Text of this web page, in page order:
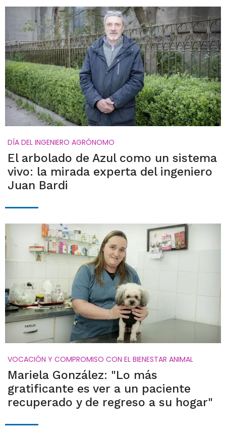
DÍA DEL INGENIERO AGRÓNOMO
El arbolado de Azul como un sistema
vivo: la mirada experta del ingeniero
Juan Bardi
VOCACIÓN Y COMPROMISO CON EL BIENESTAR ANIMAL
Mariela González: "Lo más
gratificante es ver a un paciente
recuperado y de regreso a su hogar"